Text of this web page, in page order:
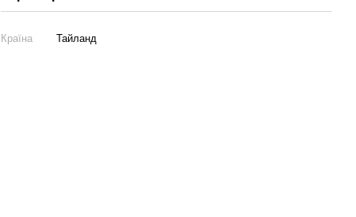
Країна Тайланд